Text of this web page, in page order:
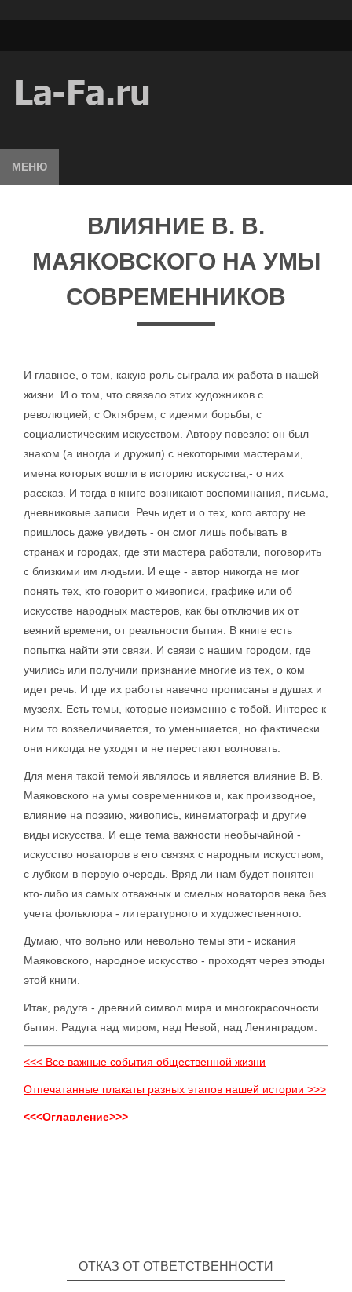
МЕНЮ
ВЛИЯНИЕ В. В.
МАЯКОВСКОГО НА УМЫ
СОВРЕМЕННИКОВ
И главное, о том, какую роль сыграла их работа в нашей
жизни. И о том, что связало этих художников с
революцией, с Октябрем, с идеями борьбы, с
социалистическим искусством. Автору повезло: он был
знаком (а иногда и дружил) с некоторыми мастерами,
имена которых вошли в историю искусства,- о них
рассказ. И тогда в книге возникают воспоминания, письма,
дневниковые записи. Речь идет и о тех, кого автору не
пришлось даже увидеть - он смог лишь побывать в
странах и городах, где эти мастера работали, поговорить
с близкими им людьми. И еще - автор никогда не мог
понять тех, кто говорит о живописи, графике или об
искусстве народных мастеров, как бы отключив их от
веяний времени, от реальности бытия. В книге есть
попытка найти эти связи. И связи с нашим городом, где
учились или получили признание многие из тех, о ком
идет речь. И где их работы навечно прописаны в душах и
музеях. Есть темы, которые неизменно с тобой. Интерес к
ним то возвеличивается, то уменьшается, но фактически
они никогда не уходят и не перестают волновать.
Для меня такой темой являлось и является влияние В. В.
Маяковского на умы современников и, как производное,
влияние на поэзию, живопись, кинематограф и другие
виды искусства. И еще тема важности необычайной -
искусство новаторов в его связях с народным искусством,
с лубком в первую очередь. Вряд ли нам будет понятен
кто-либо из самых отважных и смелых новаторов века без
учета фольклора - литературного и художественного.
Думаю, что вольно или невольно темы эти - искания
Маяковского, народное искусство - проходят через этюды
этой книги.
Итак, радуга - древний символ мира и многокрасочности
бытия. Радуга над миром, над Невой, над Ленинградом.
<<< Все важные события общественной жизни
Отпечатанные плакаты разных этапов нашей истории >>>
<<<Оглавление>>>
ОТКАЗ ОТ ОТВЕТСТВЕННОСТИ